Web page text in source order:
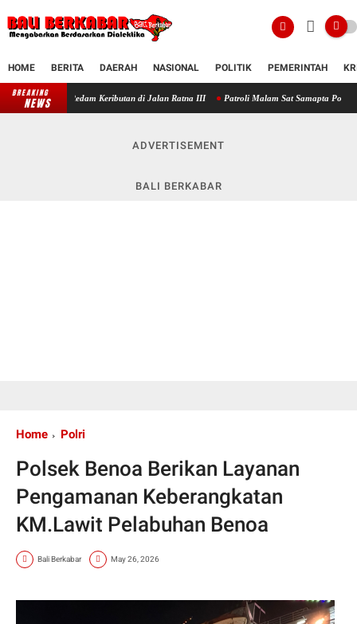
HOME BERITA DAERAH NASIONAL POLITIK PEMERINTAH
BREAKING
NEWS
Keributan di Jalan Ratna III Patroli Malam Sat Samapta Polres Klungkung
ADVERTISEMENT
BALI BERKABAR
Home Polri
Polsek Benoa Berikan Layanan
Pengamanan Keberangkatan
KM.Lawit Pelabuhan Benoa
Bali Berkabar May 26, 2026